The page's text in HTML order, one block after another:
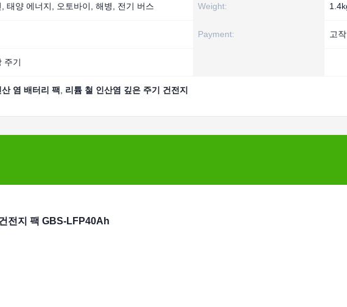
, 태양 에너지, 오토바이, 해병, 전기 버스 Weight:
Payment: 고
주기
염 배터리 팩 리튬 철 인산염 깊은 주기 건전지
전지 팩 GBS-LFP40Ah